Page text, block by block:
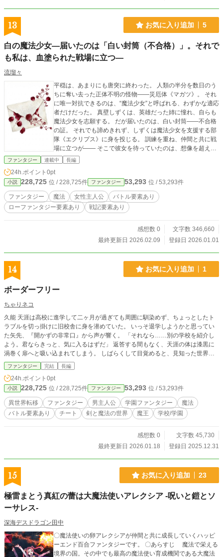
13 お気に入り追加 5
白の魔法少女―届いたのは「白い封筒（不合格）」。それで
も私は、血塗られた戦場に立つ―
流瑠々
平穏は、あまりにも唐突に終わった。 人類の半分を数日のう
ちに奪い去った正体不明の怪物――災厄体《マガツ》。 それ
に唯一対抗できるのは、“魔法少女”と呼ばれる、わずかな適応
者だけだった。 真壁しずくは、英雄だった姉に憧れ、自らも
魔法少女を志願する。 だが届いたのは、白い封筒――不合格
の証。 それでも諦めきれず、しずくは魔法少女を支援する部
隊《エクリプス》に身を投じる。 訓練を重ね、仲間と共に戦
場に立つが―― そこで彼女を待っていたのは、想像を超える
絶望と惨劇だった。 血に塗れた戦場で、しずくは“選ばれなか
で魔法少女の道を歩み始める――。 仲間は死に、英雄は砕
け、希望は血に沈む。 これは、残酷な魔法少女の物語。
ファンタジー 連載中 長編
24h.ポイント 0pt
小説 228,725 位 / 228,725件 ファンタジー 53,293 位 / 53,293件
ファンタジー 魔法 女性主人公
バトル要素あり
ローファンタジー要素あり
戦記要素あり
感想数 0
文字数 346,660
最終更新日 2026.02.09
登録日 2026.01.01
14 お気に入り追加 1
ボーダーフリー
ちゃりネコ
久能 天涯は高校に進学して二ヶ月が過ぎても周囲に馴染めず、ちょっとしたト
ラブルを切っ掛けに旧校舎に身を潜めていた。 いっそ退学しようかと思ってい
た矢先、『開かずの非常口』から声が響く。 「それなら……別の学校を紹介し
よう。君ならきっと、気に入るはずだ」 返答する間もなく、天涯の体は漆黒に
渦巻く扉へと吸い込まれてしまう。 しばらくして目覚めると、見知った世界と
は駆け離れた光景が広がっていた。 そこは殺戮行為が肯定され、戦いが日常化
した魔界だった。 見たこともない化物が徘徊する中、謎の老婆から告げられた
のは一つの提案だった。 「死にたくなければ、魔界で唯一の学園にお行きなさ
い。そこで一年間過ごせれば、どんな願いでも叶うはずだわ」 他に選択肢など
ない天涯は言われた通りにすると、2000年ぶりに開校した『学園ウルティム』
の始業を知らせる鐘が鳴り響く。 これから一年の間、生徒達は互いに殺し合
い、最後まで生き残った者が魔王となるのだ。 ぼっちヤンキーは個性的なクラ
ファンタジー 完結 長編
24h.ポイント 0pt
小説 228,725 位 / 228,725件 ファンタジー 53,293 位 / 53,293件
異世界転移 ファンタジー 男主人公 学園ファンタジー
魔法
バトル要素あり
チート 剣と魔法の世界 魔王 学校/学園
感想数 0
文字数 45,730
最終更新日 2026.01.18
登録日 2025.12.31
15 お気に入り追加 23
極雷まとう真紅の蕾は大魔法使いアレクシア -呪いと鎧とソ
ーサレス-
深海デスドラゴン田中
〇魔法使いの卵アレクシアが仲間と共に成長していくハッピ
ーエンド百合ファンタジーです。 〇あらすじ 魔法で栄える
境界の国。その中でも最高の魔法使い育成機関である大魔法